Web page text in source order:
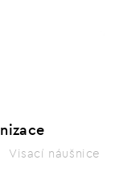
Visací náušnice